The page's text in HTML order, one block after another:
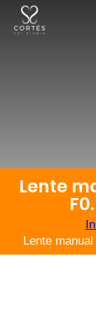
Lente
Lente